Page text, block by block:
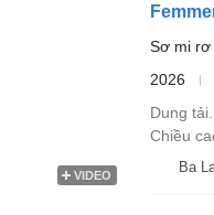
VIDEO
Sơ mi rơ
2026
Dung tải.
Chiều
Ba